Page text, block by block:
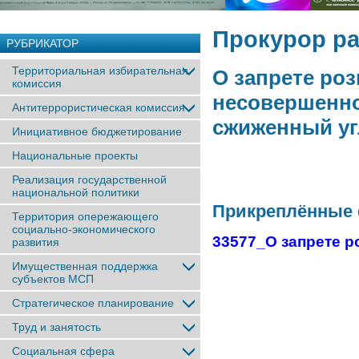
РУБРИКАТОР
Территориальная избирательная
комиссия
Антитеррористическая комиссия
Инициативное бюджетирование
Национальные проекты
Реализация государственной
национальной политики
Территория опережающего
социально-экономического
развития
Имущественная поддержка
субъектов МСП
Стратегическое планирование
Труд и занятость
Социальная сфера
Прокурор
О запрете
сжиженный
33577_О запрете